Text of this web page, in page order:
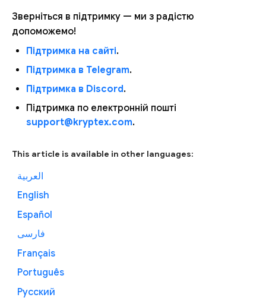
Зверніться в підтримку — ми з радістю
допоможемо!
Підтримка на сайті.
Підтримка в Telegram.
Підтримка в Discord.
Підтримка по електронній пошті
support@kryptex.com.
This article is available in other languages:
العربية
English
Español
فارسی
Français
Português
Русский